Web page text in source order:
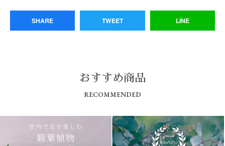
SHARE TWEET LINE
おすすめ商品
RECOMMENDED